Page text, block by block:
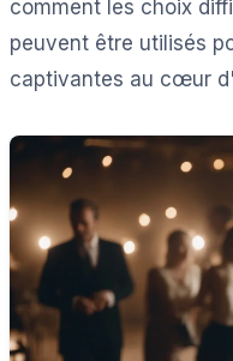
comment les choix
peuvent être utilisés
captivantes au cœur